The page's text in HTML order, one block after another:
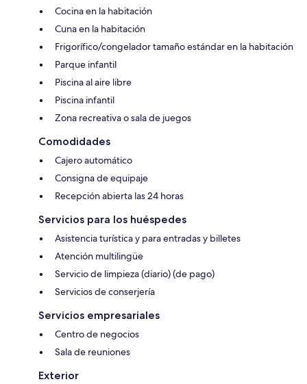
Cocina en la habitación
Cuna en la habitación
Frigorífico/congelador tamaño estándar en la habitación
Parque infantil
Piscina al aire libre
Piscina infantil
Zona recreativa o sala de juegos
Comodidades
Cajero automático
Consigna de equipaje
Recepción abierta las 24 horas
Servicios para los huéspedes
Asistencia turística y para entradas y billetes
Atención multilingüe
Servicio de limpieza (diario) (de pago)
Servicios de conserjería
Servicios empresariales
Centro de negocios
Sala de reuniones
Exterior